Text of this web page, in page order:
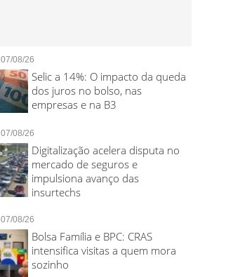
07/08/26
Selic a 14%: O impacto da queda
dos juros no bolso, nas
empresas e na B3
07/08/26
Digitalização acelera disputa no
mercado de seguros e
impulsiona avanço das
insurtechs
07/08/26
Bolsa Família e BPC: CRAS
intensifica visitas a quem mora
sozinho